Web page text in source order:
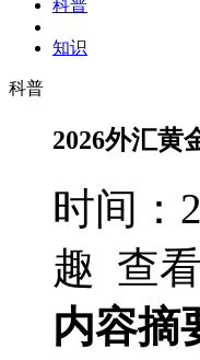
科普
知识
科普
2026外汇黄
时间：
趣 查看
内容摘